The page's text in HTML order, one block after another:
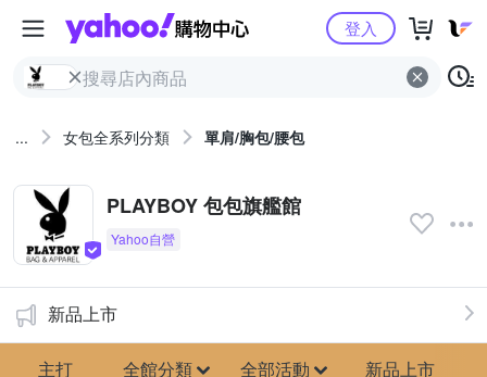
Yahoo購物中心
登入
... 女包全系列分類 單肩/胸包/腰包
PLAYBOY 包包旗艦館
新品上市
主打 全館分類 全部活動 新品上市